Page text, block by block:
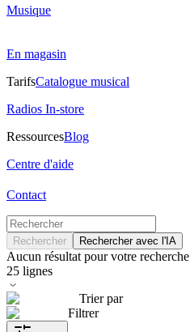
Musique
En magasin
TarifsCatalogue musical
Radios In-store
RessourcesBlog
Centre d'aide
Contact
Rechercher Rechercher avec l'IA
Aucun résultat pour votre recherche
25 lignes
Trier par
Filtrer